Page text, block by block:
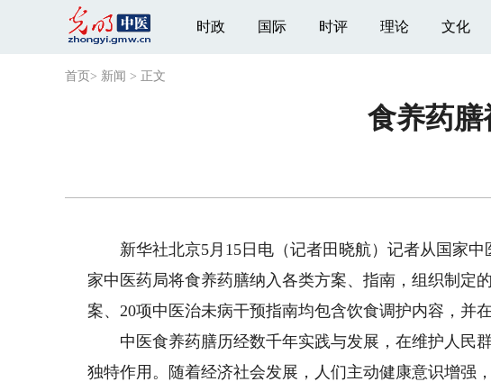
时政 国际 时评 理论 文化
首页 > 新闻 > 正文
食养药膳
新华社北京5月15日电（记者田晓航）记者从国家中
家中医药局将食养药膳纳入各类方案、指南，组织制定
案、20项中医治未病干预指南均包含饮食调护内容，并
中医食养药膳历经数千年实践与发展，在维护人民
独特作用。随着经济社会发展，人们主动健康意识增强